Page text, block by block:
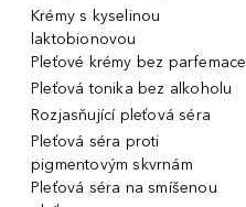
Krémy s kyselinou
laktobionovou
Pleťové krémy bez parfemace
Pleťová tonika bez alkoholu
Rozjasňující pleťová séra
Pleťová séra proti
pigmentovým skvrnám
Pleťová séra na smíšenou